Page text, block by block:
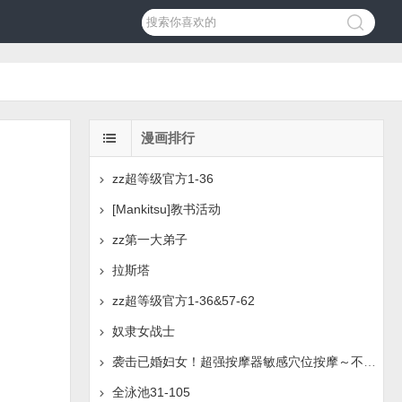
漫画排行
zz超等级官方1-36
[Mankitsu]教书活动
zz第一大弟子
拉斯塔
zz超等级官方1-36&57-62
奴隶女战士
全泳池31-105